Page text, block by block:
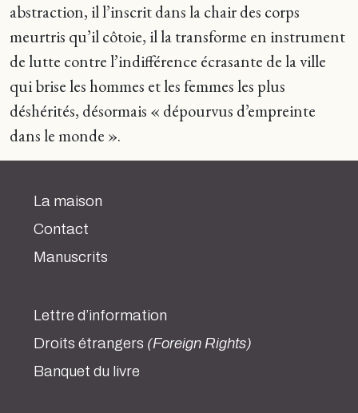
abstraction, il l’inscrit dans la chair des corps
meurtris qu’il côtoie, il la transforme en instrument
de lutte contre l’indifférence écrasante de la ville
qui brise les hommes et les femmes les plus
déshérités, désormais « dépourvus d’empreinte
dans le monde ».
La maison
Contact
Manuscrits
Lettre d’information
Droits étrangers (Foreign Rights)
Banquet du livre